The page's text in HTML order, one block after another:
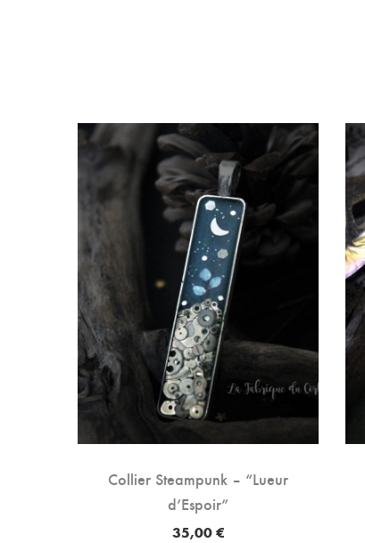
Collier Steampunk – “Lueur
d’Espoir”
35,00€